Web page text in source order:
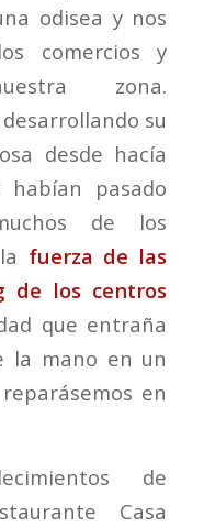
odisea y nos
comercios y
zona.
su
desde hacía
habían pasado
de los
fuerza de las
de los centros
que entraña
la mano en un
en
de
Casa